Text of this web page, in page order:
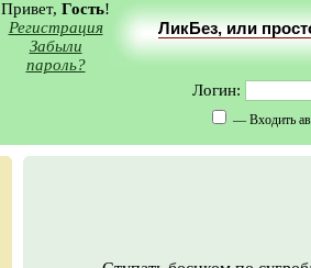
Привет, Гость!
Регистрация
Забыли
пароль?
ЛикБез, или
Логин:
— Входить